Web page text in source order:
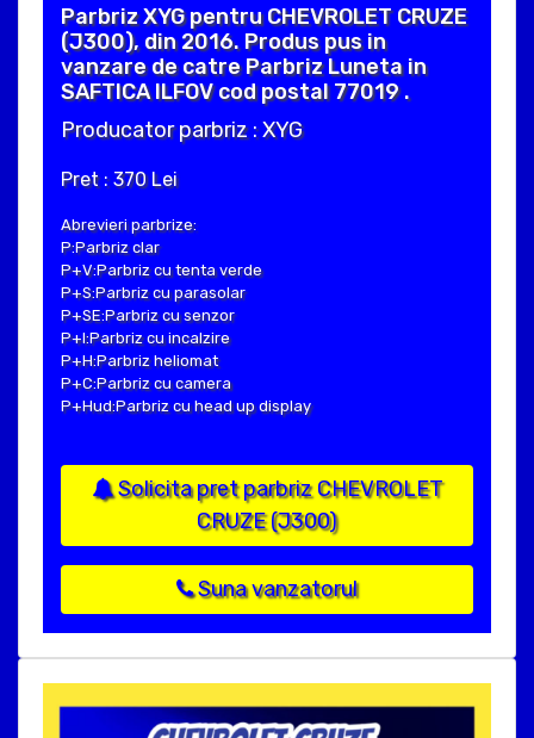
Parbriz XYG pentru CHEVROLET CRUZE
(J300), din 2016. Produs pus in
vanzare de catre Parbriz Luneta in
SAFTICA ILFOV cod postal 77019 .
Producator parbriz : XYG
Pret : 370 Lei
Abrevieri parbrize:
P:Parbriz clar
P+V:Parbriz cu tenta verde
P+S:Parbriz cu parasolar
P+SE:Parbriz cu senzor
P+I:Parbriz cu incalzire
P+H:Parbriz heliomat
P+C:Parbriz cu camera
P+Hud:Parbriz cu head up display
Solicita pret parbriz CHEVROLET
CRUZE (J300)
Suna vanzatorul